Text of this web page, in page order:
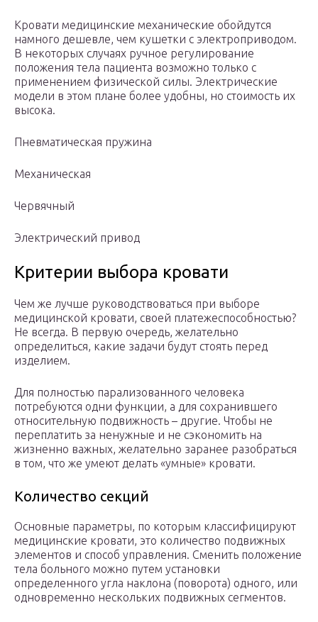
Кровати медицинские механические обойдутся
намного дешевле, чем кушетки с электроприводом.
В некоторых случаях ручное регулирование
положения тела пациента возможно только с
применением физической силы. Электрические
модели в этом плане более удобны, но стоимость их
высока.
Пневматическая пружина
Механическая
Червячный
Электрический привод
Критерии выбора кровати
Чем же лучше руководствоваться при выборе
медицинской кровати, своей платежеспособностью?
Не всегда. В первую очередь, желательно
определиться, какие задачи будут стоять перед
изделием.
Для полностью парализованного человека
потребуются одни функции, а для сохранившего
относительную подвижность – другие. Чтобы не
переплатить за ненужные и не сэкономить на
жизненно важных, желательно заранее разобраться
в том, что же умеют делать «умные» кровати.
Количество секций
Основные параметры, по которым классифицируют
медицинские кровати, это количество подвижных
элементов и способ управления. Сменить положение
тела больного можно путем установки
определенного угла наклона (поворота) одного, или
одновременно нескольких подвижных сегментов.